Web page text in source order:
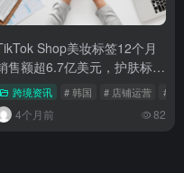
政策 # 外贸企业
Shop美妆标签12个月
售额超6.7亿美元，护肤标签
达1.4亿美元
跨境资讯 # 韩国 # 店铺运营 # 选
4个月前 82